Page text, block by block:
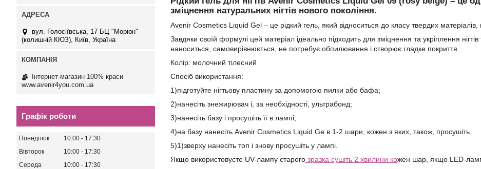
зміцнення натуральних нігтів нового покоління.
Avenir Cosmetics Liquid Gel – це рідкий гель, який відноситься до класу твердих
Завдяки своїй формулі цей матеріал ідеально підходить для зміцнення та укріплення
наноситься, самовирівнюється, не потребує обпилювання і створює гладке покриття.
Колір: молочний тілесний
Спосіб використання:
1)підготуйте нігтьову пластину за допомогою пилки або бафа;
2)нанесіть знежирювач і, за необхідності, ультрабонд;
3)нанесіть базу і просушіть її в лампі;
4)на базу нанесіть Avenir Cosmetics Liquid Ge в 1-2 шари, кожен з яких, також, просушіть.
5)1)зверху нанесіть топ і знову просушіть у лампі.
Якщо використовуєте UV-лампу старого зразка сушіть 2 хвилини кожен шар, якщо LED-
вул. Голосіївська, 17 БЦ "Моріон"
(колишній КЮЗ), Київ, Україна
Інтернет-магазин 100% краси
www.avenir4you.com.ua
Графік роботи
Понеділок 10:00
17:30
Вівторок
10:00
17:30
Середа
10:00
17:30